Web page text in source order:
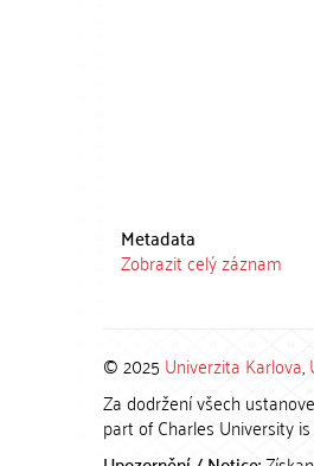
Metadata
Zobrazit celý záznam
© 2025 Univerzita Karlova,
Za dodržení všech
part of Charles University